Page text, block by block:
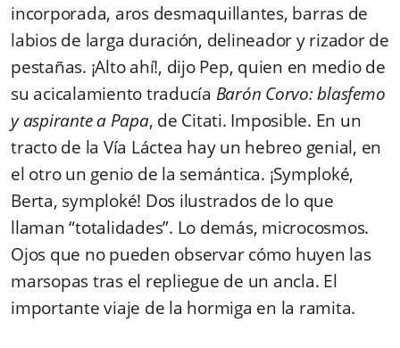
incorporada, aros desmaquillantes, barras de
labios de larga duración, delineador y rizador de
pestañas. ¡Alto ahí!, dijo Pep, quien en medio de
su acicalamiento traducía Barón Corvo: blasfemo
y aspirante a Papa, de Citati. Imposible. En un
tracto de la Vía Láctea hay un hebreo genial, en
el otro un genio de la semántica. ¡Symploké,
Berta, symploké! Dos ilustrados de lo que
llaman “totalidades”. Lo demás, microcosmos.
Ojos que no pueden observar cómo huyen las
marsopas tras el repliegue de un ancla. El
importante viaje de la hormiga en la ramita.